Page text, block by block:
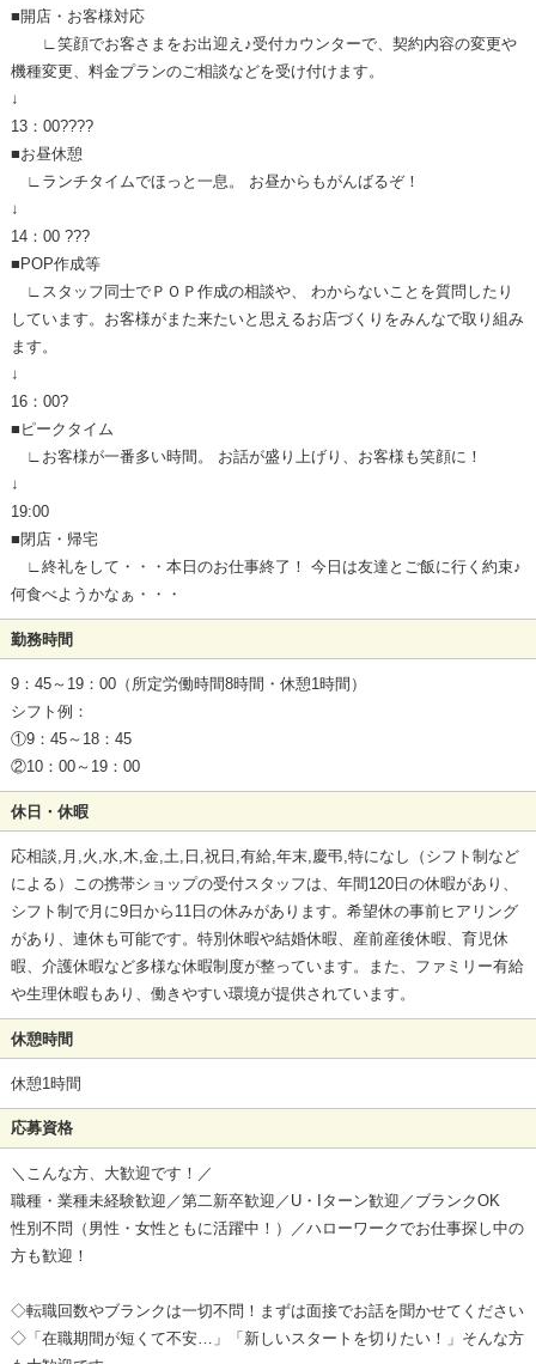
■開店・お客様対応
∟笑顔でお客さまをお出迎え♪受付カウンターで、契約内容の変更や
機種変更、料金プランのご相談などを受け付けます。
↓
13：00????
■お昼休憩
∟ランチタイムでほっと一息。 お昼からもがんばるぞ！
↓
14：00 ???
■POP作成等
∟スタッフ同士でＰＯＰ作成の相談や、 わからないことを質問したり
しています。お客様がまた来たいと思えるお店づくりをみんなで取り組み
ます。
↓
16：00?
■ピークタイム
∟お客様が一番多い時間。 お話が盛り上げり、お客様も笑顔に！
↓
19:00
■閉店・帰宅
∟終礼をして・・・本日のお仕事終了！ 今日は友達とご飯に行く約束♪
何食べようかなぁ・・・
勤務時間
9：45～19：00（所定労働時間8時間・休憩1時間）
シフト例：
①9：45～18：45
②10：00～19：00
休日・休暇
応相談,月,火,水,木,金,土,日,祝日,有給,年末,慶弔,特になし（シフト制など
による）この携帯ショップの受付スタッフは、年間120日の休暇があり、
シフト制で月に9日から11日の休みがあります。希望休の事前ヒアリング
があり、連休も可能です。特別休暇や結婚休暇、産前産後休暇、育児休
暇、介護休暇など多様な休暇制度が整っています。また、ファミリー有給
や生理休暇もあり、働きやすい環境が提供されています。
休憩時間
休憩1時間
応募資格
＼こんな方、大歓迎です！／
職種・業種未経験歓迎／第二新卒歓迎／U・Iターン歓迎／ブランクOK
性別不問（男性・女性ともに活躍中！）／ハローワークでお仕事探し中の
方も歓迎！
◇転職回数やブランクは一切不問！まずは面接でお話を聞かせてください
◇「在職期間が短くて不安…」「新しいスタートを切りたい！」そんな方